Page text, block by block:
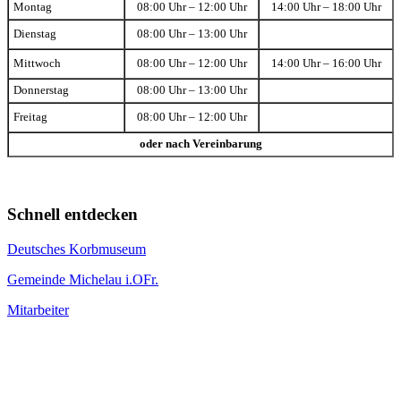
Montag 08:00 Uhr – 12:00 Uhr 14:00 Uhr – 18:00 Uhr
Dienstag 08:00 Uhr – 13:00 Uhr
Mittwoch 08:00 Uhr – 12:00 Uhr 14:00 Uhr – 16:00 Uhr
Donnerstag 08:00 Uhr – 13:00 Uhr
Freitag 08:00 Uhr – 12:00 Uhr
oder nach Vereinbarung
Schnell entdecken
Deutsches Korbmuseum
Gemeinde Michelau i.OFr.
Mitarbeiter